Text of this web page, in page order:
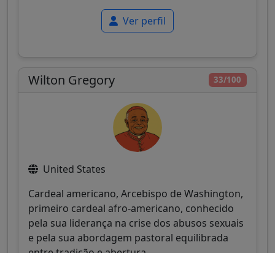
Ver perfil
33/100
Wilton Gregory
United States
Cardeal americano, Arcebispo de Washington,
primeiro cardeal afro-americano, conhecido
pela sua liderança na crise dos abusos sexuais
e pela sua abordagem pastoral equilibrada